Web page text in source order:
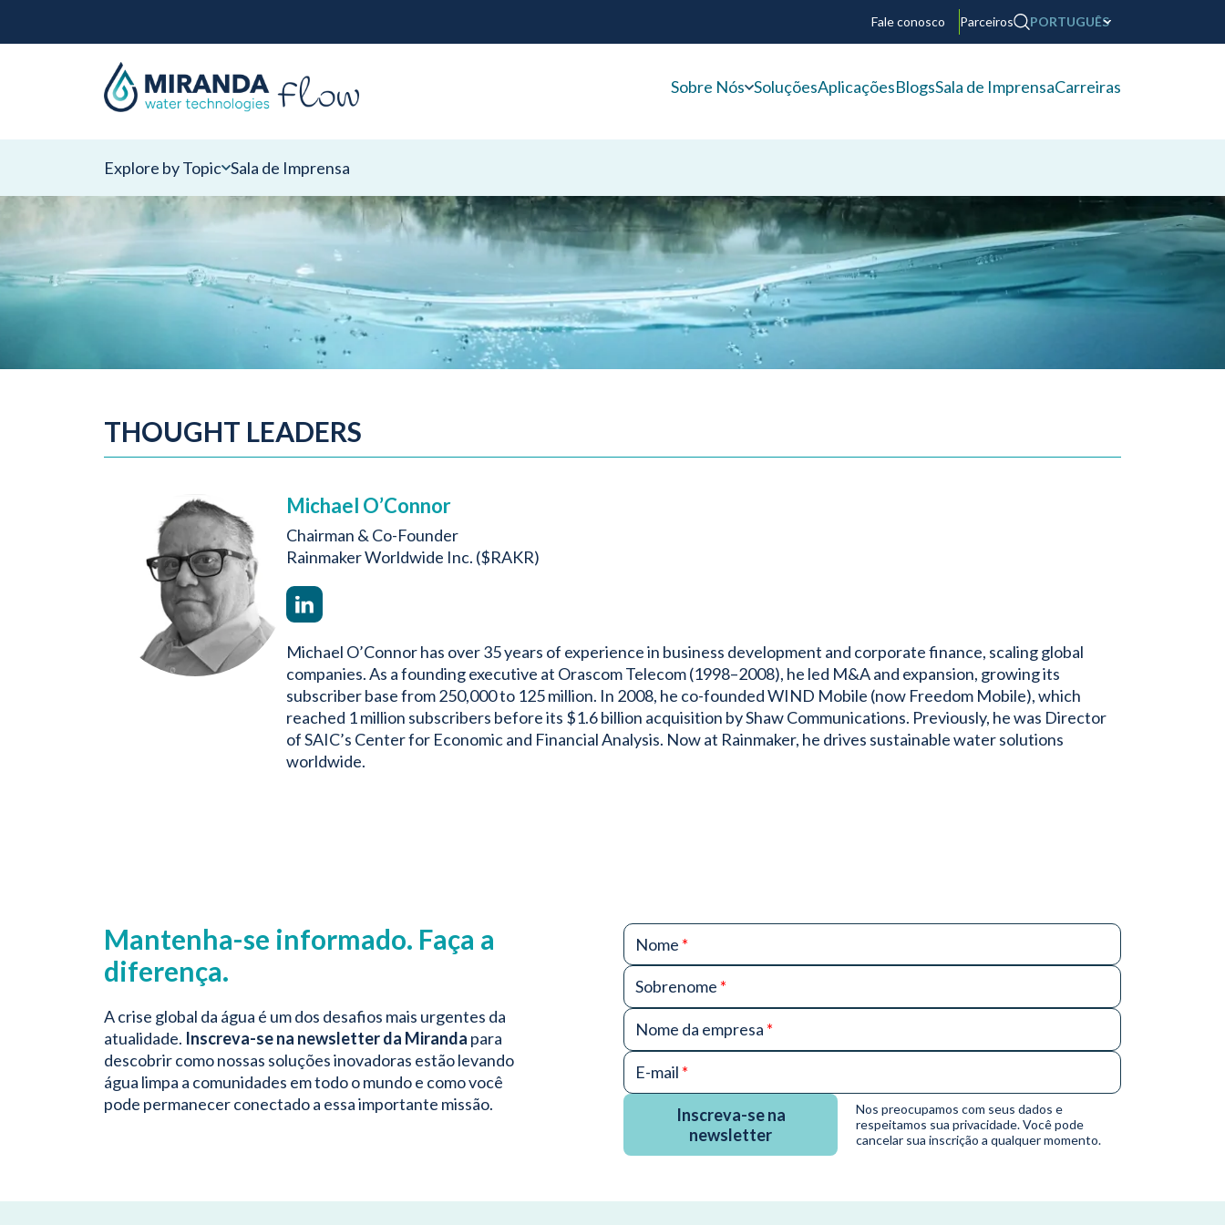
Fale conosco Parceiros PORTUGUÊS
Sobre Nós SoluçõesAplicaçõesBlogsSala de ImprensaCarreiras
Explore by Topic Sala de Imprensa
THOUGHT LEADERS
Michael O’Connor
Chairman & Co-Founder
Rainmaker Worldwide Inc. ($RAKR)
Michael O’Connor has over 35 years of experience in business development and corporate finance, scaling global
companies. As a founding executive at Orascom Telecom (1998–2008), he led M&A and expansion, growing its
subscriber base from 250,000 to 125 million. In 2008, he co-founded WIND Mobile (now Freedom Mobile), which
reached 1 million subscribers before its $1.6 billion acquisition by Shaw Communications. Previously, he was Director
of SAIC’s Center for Economic and Financial Analysis. Now at Rainmaker, he drives sustainable water solutions
worldwide.
Mantenha-se informado. Faça a
diferença.
A crise global da água é um dos desafios mais urgentes da
atualidade. Inscreva-se na newsletter da Miranda para
descobrir como nossas soluções inovadoras estão levando
água limpa a comunidades em todo o mundo e como você
pode permanecer conectado a essa importante missão.
Nome *
Sobrenome *
Nome da empresa *
E-mail *
Inscreva-se na
newsletter
Nos preocupamos com seus dados e
respeitamos sua privacidade. Você pode
cancelar sua inscrição a qualquer momento.